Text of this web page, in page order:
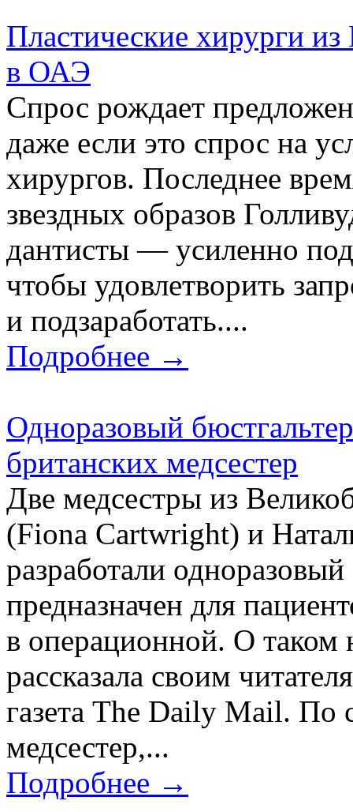
Пластические хирурги
в ОАЭ
Спрос рождает
даже если это спрос на
хирургов. Последнее
звездных образов
дантисты — усиленно
чтобы удовлетворить
и подзаработать....
Подробнее →
Одноразовый
британских медсестер
Две медсестры из
(Fiona Cartwright) и
разработали
предназначен для
в операционной. О таком
рассказала своим
газета The Daily Mail. По
медсестер,...
Подробнее →